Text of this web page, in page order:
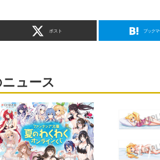
ポスト ブックマ
ュース